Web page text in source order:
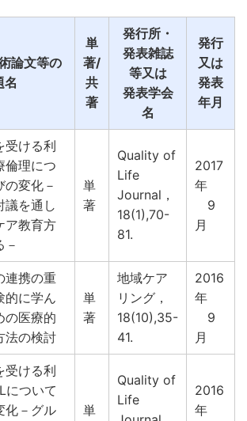
論文等の
名
単
著/
共
著
発行所・
発表雑誌
等又は
発表学会
名
発行
又は
発表
年月
受ける利
倫理につ
の変化－
議を通し
ア教育方
－
単
著
Quality of
Life
Journal，
18(1),70-
81.
2017
年
9
月
連携の重
的に学ん
の医療的
法の検討
単
著
地域ケア
リング，
18(10),35-
41.
2016
年
9
月
受ける利
について
化－グル
単
Quality of
Life
2016
年